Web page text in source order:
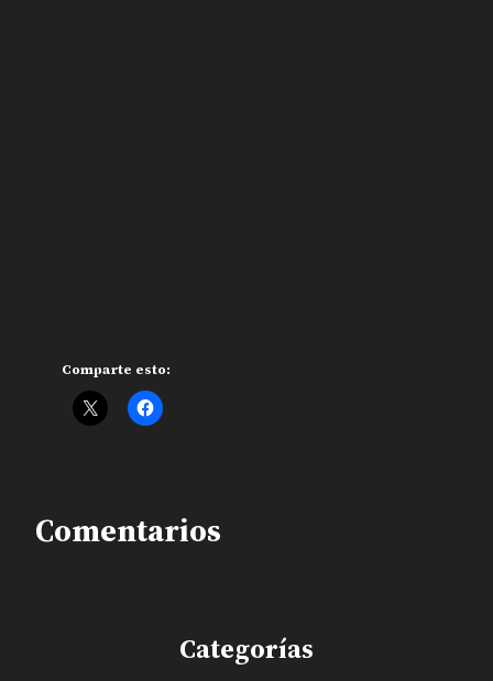
Comparte esto:
Comentarios
Categorías